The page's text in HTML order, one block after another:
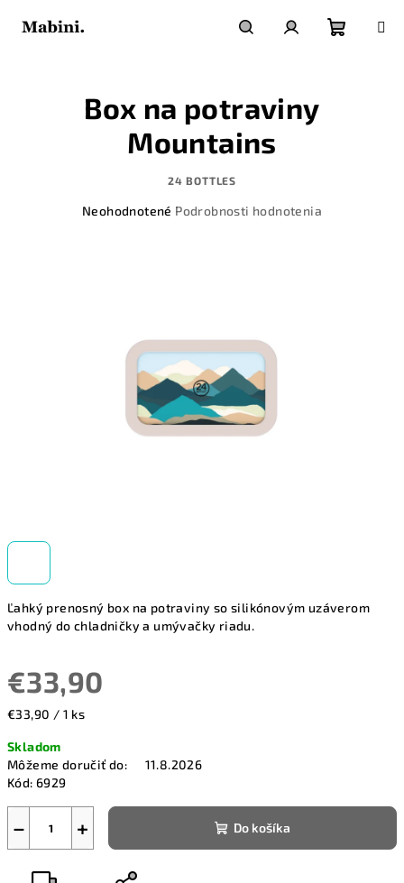
Ľahký prenosný box na potraviny so silikónovým uzáverom
vhodný do chladničky a umývačky riadu.
€33,90
Jednotková
€33,90 / 1 ks
Skladom
Môžeme doručiť do:
11.8.2026
Kód: 6929
+
− Do košíka
Box na potraviny
Mountains
24 BOTTLES
Priemerné
Neohodnotené Podrobnosti hodnotenia